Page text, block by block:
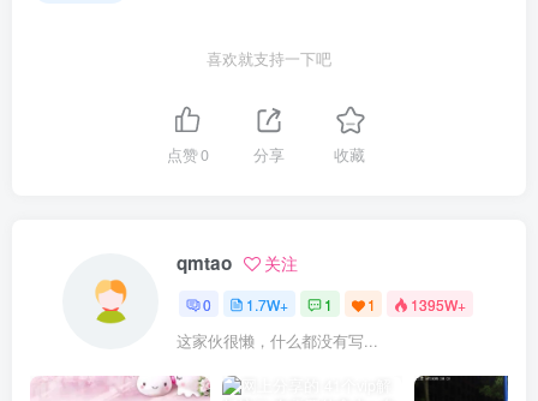
喜欢就支持一下吧
点赞0 分享 收藏
qmtao 关注
0 1.7W+ 1 1 1395W+
这家伙很懒，什么都没有写...